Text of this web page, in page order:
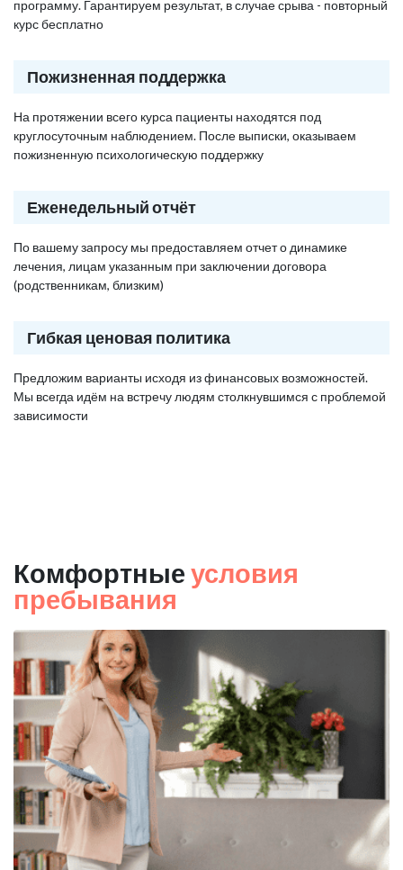
программу. Гарантируем результат, в случае срыва - повторный
курс бесплатно
Пожизненная поддержка
На протяжении всего курса пациенты находятся под
круглосуточным наблюдением. После выписки, оказываем
пожизненную психологическую поддержку
Еженедельный отчёт
По вашему запросу мы предоставляем отчет о динамике
лечения, лицам указанным при заключении договора
(родственникам, близким)
Гибкая ценовая политика
Предложим варианты исходя из финансовых возможностей.
Мы всегда идём на встречу людям столкнувшимся с проблемой
зависимости
Комфортные условия
пребывания